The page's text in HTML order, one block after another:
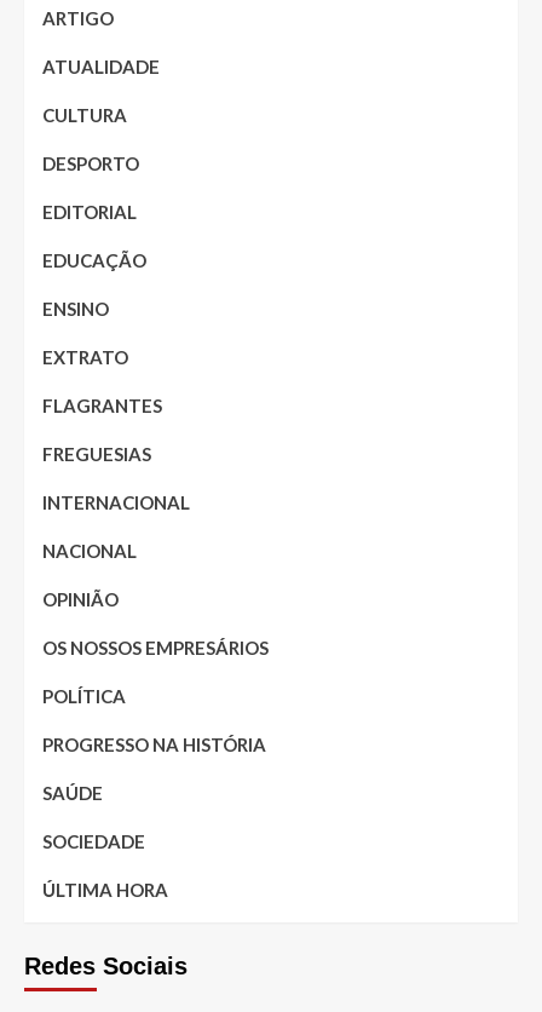
ARTIGO
ATUALIDADE
CULTURA
DESPORTO
EDITORIAL
EDUCAÇÃO
ENSINO
EXTRATO
FLAGRANTES
FREGUESIAS
INTERNACIONAL
NACIONAL
OPINIÃO
OS NOSSOS EMPRESÁRIOS
POLÍTICA
PROGRESSO NA HISTÓRIA
SAÚDE
SOCIEDADE
ÚLTIMA HORA
Redes Sociais